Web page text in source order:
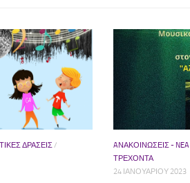
ΔΡΆΣΕΙΣ/
AΝΑΚΟΙΝΩΣΕΙΣ - NEA
ΤΡΕΧΟΝΤΑ
24 ΙΑΝΟΥΑΡΊΟΥ 2023